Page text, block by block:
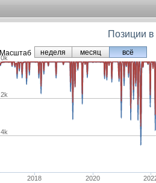
Маcштаб
Позиции в
2018 2020
0k
2k
4k
неделя месяц всё